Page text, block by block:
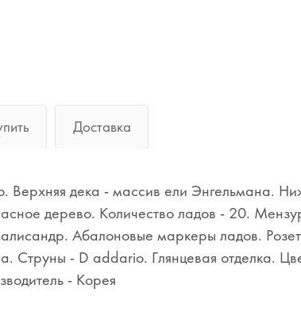
Доставка
Верхняя дека - массив ели Энгельмана.
дерево. Количество ладов - 20.
Абалоновые маркеры ладов.
Струны - D addario. Глянцевая отделка.
- Корея